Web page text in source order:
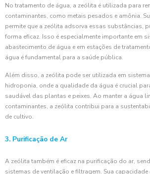
No tratamento de água, a zeólita é utilizada para
contaminantes, como metais pesados e amônia.
permite que a zeólita adsorva essas substâncias,
forma eficaz. Isso é especialmente importante em
abastecimento de água e em estações de
água é fundamental para a saúde pública.
Além disso, a zeólita pode ser utilizada em
hidroponia, onde a qualidade da água é crucial
saudável das plantas e peixes. Ao manter a água
contaminantes, a zeólita contribui para a
de cultivo.
3. Purificação de Ar
A zeólita também é eficaz na purificação do ar,
sistemas de ventilação e filtragem. Sua